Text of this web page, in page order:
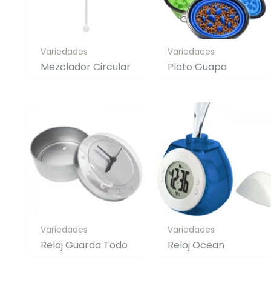
Variedades
Mezclador Circular
Variedades
Plato Guapa
Variedades
Reloj Guarda Todo
Variedades
Reloj Ocean